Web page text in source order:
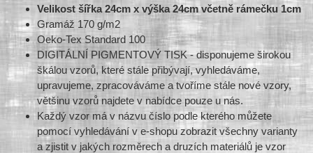
Velikost šířka 24cm x výška 24cm včetně rámečku 1cm
Gramáž 170 g/m2
Oeko-Tex Standard 100
DIGITÁLNÍ PIGMENTOVÝ TISK - disponujeme širokou
škálou vzorů, které stále přibývají, vyhledáváme,
upravujeme, zpracováváme a tvoříme stále nové vzory,
většinu vzorů najdete v nabídce pouze u nás.
Každý vzor má v názvu číslo podle kterého můžete
pomocí vyhledávání v e-shopu zobrazit všechny varianty
a zjistit v jakých rozměrech a druzích materiálů je vzor